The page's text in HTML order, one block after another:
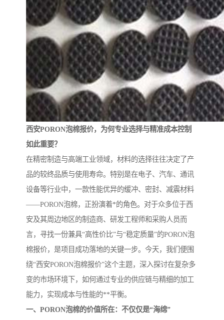
西安PORON泡棉报价，为何专业选择与精准成本控制
如此重要？
在精密制造与高端工业领域，材料的选择往往决定了产
品的较终品质与使用寿命。特别是在电子、汽车、通讯
设备等行业中，一款性能优异的缓冲、密封、减震材料
——PORON泡棉，正扮演着*的角色。对于众多位于西
安及其周边地区的制造商、研发工程师和采购人员而
言，寻找一份兼具“高性价比”与“稳定质量”的PORON泡
棉报价，是项目成功落地的关键一步。今天，我们便围
绕“西安PORON泡棉报价”这个主题，深入探讨在复杂多
变的市场环境下，如何通过专业的供应链与精细的加工
能力，实现成本与性能的**平衡。
一、PORON泡棉的价值所在：不仅仅是“海绵”